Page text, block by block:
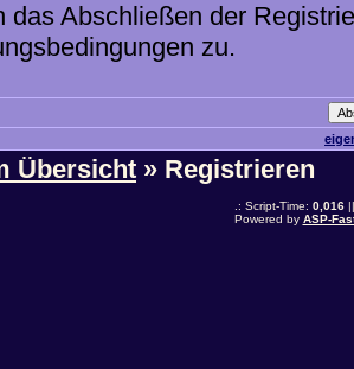
das Abschließen der
zu.
Übersicht » Registrieren
.: Script-Time: 0,016||
Powered by ASP-